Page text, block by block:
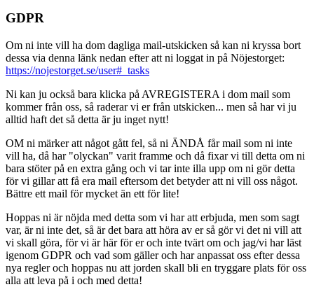
GDPR
Om ni inte vill ha dom dagliga mail-utskicken så kan ni kryssa bort
dessa via denna länk nedan efter att ni loggat in på Nöjestorget:
https://nojestorget.se/user#_tasks
Ni kan ju också bara klicka på AVREGISTERA i dom mail som
kommer från oss, så raderar vi er från utskicken... men så har vi ju
alltid haft det så detta är ju inget nytt!
OM ni märker att något gått fel, så ni ÄNDÅ får mail som ni inte
vill ha, då har "olyckan" varit framme och då fixar vi till detta om ni
bara stöter på en extra gång och vi tar inte illa upp om ni gör detta
för vi gillar att få era mail eftersom det betyder att ni vill oss något.
Bättre ett mail för mycket än ett för lite!
Hoppas ni är nöjda med detta som vi har att erbjuda, men som sagt
var, är ni inte det, så är det bara att höra av er så gör vi det ni vill att
vi skall göra, för vi är här för er och inte tvärt om och jag/vi har läst
igenom GDPR och vad som gäller och har anpassat oss efter dessa
nya regler och hoppas nu att jorden skall bli en tryggare plats för oss
alla att leva på i och med detta!